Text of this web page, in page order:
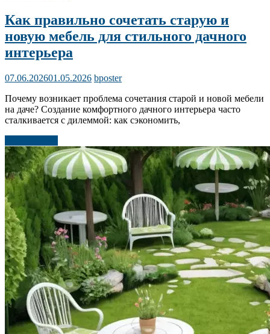
Как правильно сочетать старую и
новую мебель для стильного дачного
интерьера
07.06.202601.05.2026 bposter
Почему возникает проблема сочетания старой и новой мебели
на даче? Создание комфортного дачного интерьера часто
сталкивается с дилеммой: как сэкономить,